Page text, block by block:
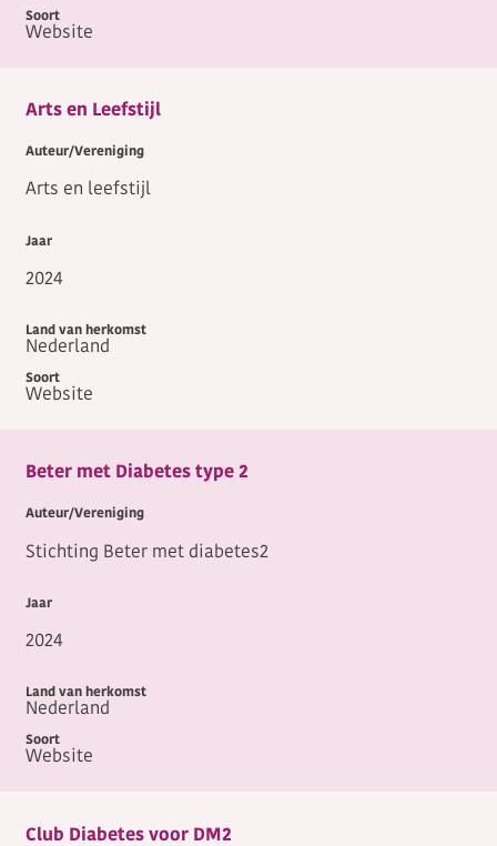
Website
Arts en Leefstijl
Arts en leefstijl
2024
Nederland
Website
Beter met Diabetes type 2
Stichting Beter met diabetes2
2024
Nederland
Website
Club Diabetes voor DM2